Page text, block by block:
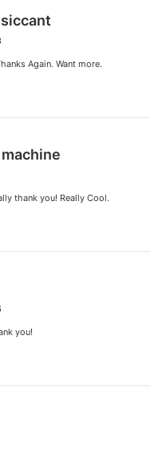
Again. Want more.
thank you! Really Cool.
you!